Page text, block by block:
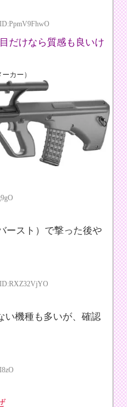
だけなら質感も良いけ
カー）
ースト）で撃った後や
ID:RXZ32VjYO
い機種も多いが、確認